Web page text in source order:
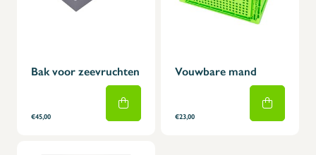
Bak voor zeevruchten
€45,00
Vouwbare mand
€23,00